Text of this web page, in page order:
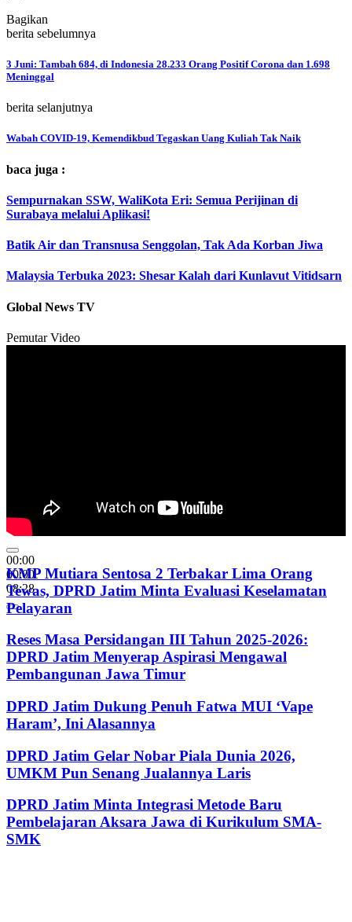
Bagikan
berita sebelumnya
3 Juni: Tambah 684, di Indonesia 28.233 Orang Positif Corona dan 1.698
Meninggal
berita selanjutnya
Wabah COVID-19, Kemendikbud Tegaskan Uang Kuliah Tak Naik
baca juga :
Sempurnakan SSW, WaliKota Eri: Semua Perijinan di
Surabaya melalui Aplikasi!
Batik Air dan Transnusa Senggolan, Tak Ada Korban Jiwa
Malaysia Terbuka 2023: Shesar Kalah dari Kunlavut Vitidsarn
Global News TV
Pemutar Video
00:00
00:00
08:28
KMP Mutiara Sentosa 2 Terbakar Lima Orang
Tewas, DPRD Jatim Minta Evaluasi Keselamatan
Pelayaran
Reses Masa Persidangan III Tahun 2025-2026:
DPRD Jatim Menyerap Aspirasi Mengawal
Pembangunan Jawa Timur
DPRD Jatim Dukung Penuh Fatwa MUI ‘Vape
Haram’, Ini Alasannya
DPRD Jatim Gelar Nobar Piala Dunia 2026,
UMKM Pun Senang Jualannya Laris
DPRD Jatim Minta Integrasi Metode Baru
Pembelajaran Aksara Jawa di Kurikulum SMA-
SMK